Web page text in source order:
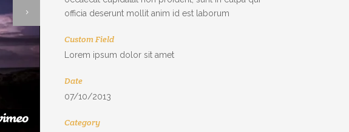
officia deserunt mollit anim id est laborum
Custom Field
Lorem ipsum dolor sit amet
Date
07/10/2013
Category